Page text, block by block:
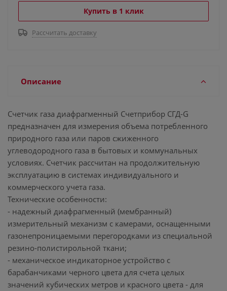
Купить в 1 клик
Рассчитать доставку
Описание
Счетчик газа диафрагменный Счетприбор СГД-G
предназначен для измерения объема потребленного
природного газа или паров сжиженного
углеводородного газа в бытовых и коммунальных
условиях. Счетчик рассчитан на продолжительную
эксплуатацию в системах индивидуального и
коммерческого учета газа.
Технические особенности:
- надежный диафрагменный (мембранный)
измерительный механизм с камерами, оснащенными
газонепроницаемыми перегородками из специальной
резино-полистирольной ткани;
- механическое индикаторное устройство с
барабанчиками черного цвета для счета целых
значений кубических метров и красного цвета - для